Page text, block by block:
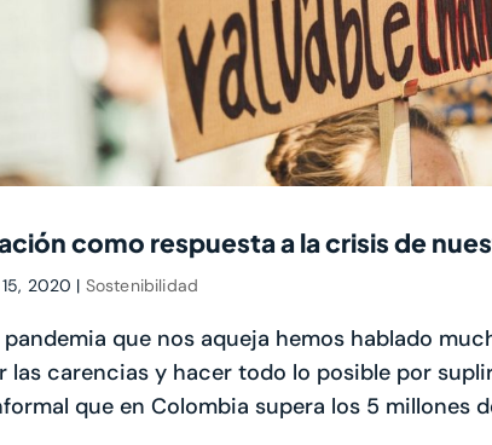
como respuesta a la crisis de
2020 | Sostenibilidad
que nos aqueja hemos hablado
las carencias y hacer todo lo posible por
que en Colombia supera los 5 millones